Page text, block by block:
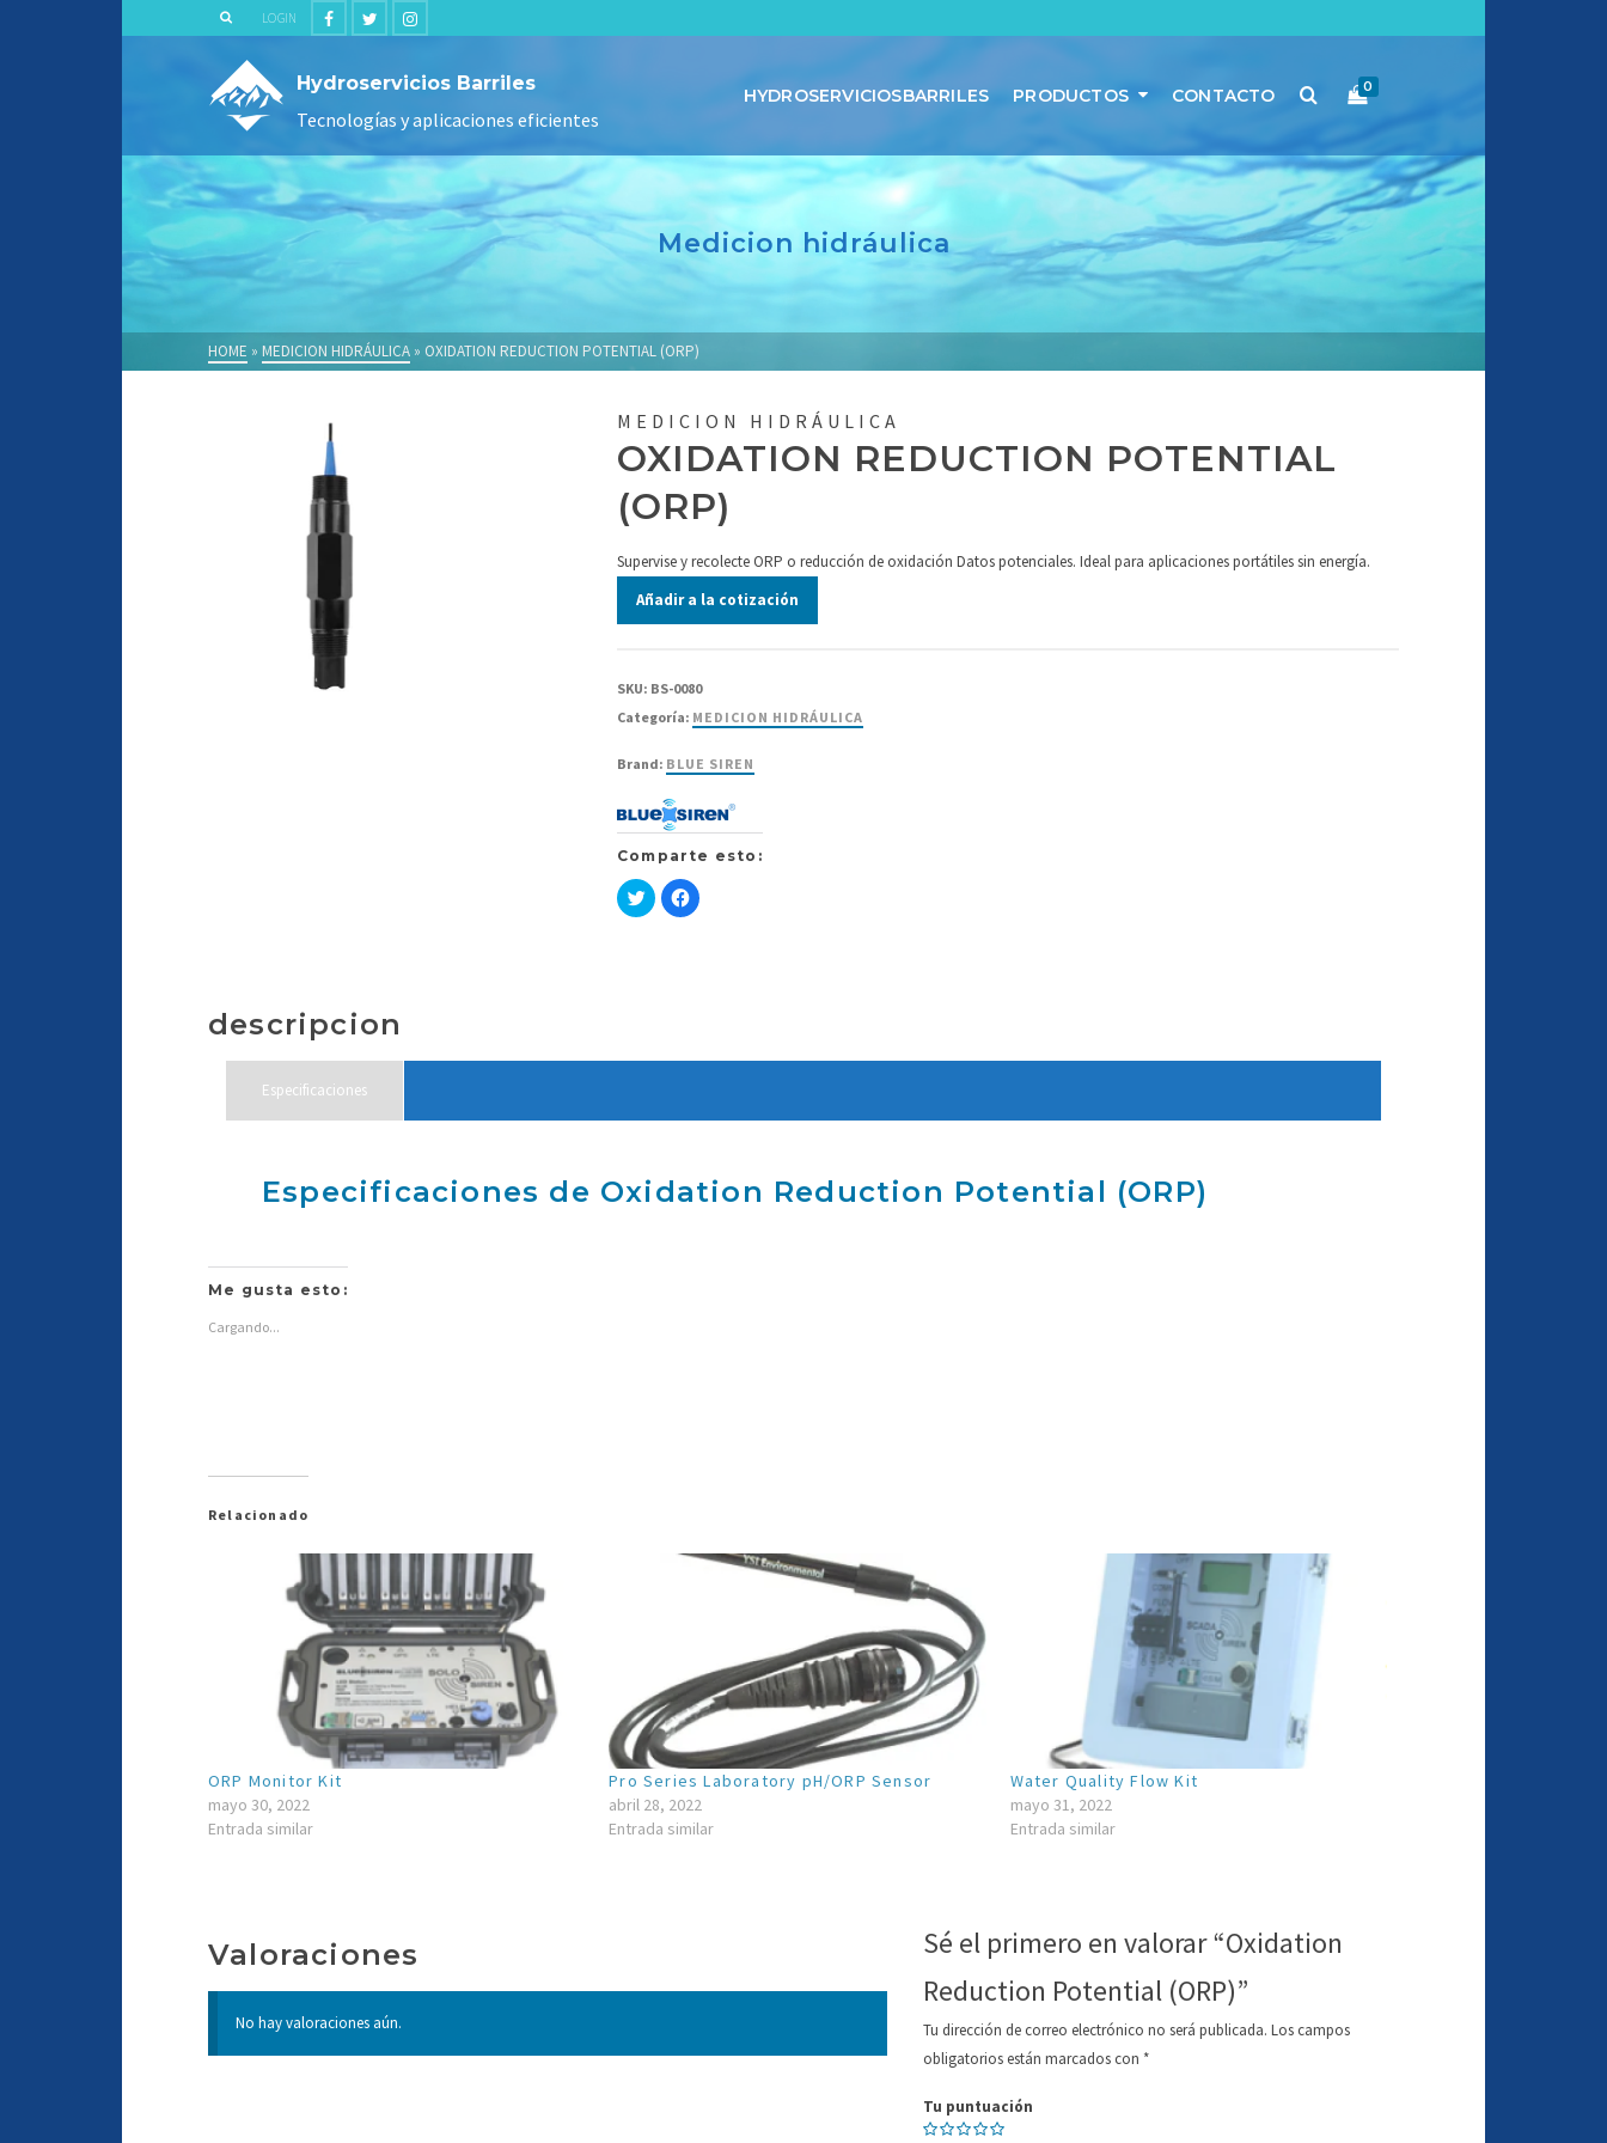
LOGIN
Hydroservicios Barriles
Tecnologías y aplicaciones eficientes
HYDROSERVICIOSBARRILES PRODUCTOS CONTACTO 0
Medicion hidráulica
HOME » MEDICION HIDRÁULICA » OXIDATION REDUCTION POTENTIAL (ORP)
MEDICION HIDRÁULICA
OXIDATION REDUCTION POTENTIAL
(ORP)
Supervise y recolecte ORP o reducción de oxidación Datos potenciales. Ideal para aplicaciones portátiles sin energía.
Añadir a la cotización
SKU: BS-0080
Categoría: MEDICION HIDRÁULICA
Brand: BLUE SIREN
Comparte esto:
Haz
clic
para
Haz
clic
descripcion
Especificaciones
Especificaciones de Oxidation Reduction Potential (ORP)
Me gusta esto:
Cargando...
Relacionado
ORP Monitor Kit
mayo 30, 2022
Entrada similar
Pro Series Laboratory pH/ORP Sensor
abril 28, 2022
Entrada similar
Water Quality Flow Kit
mayo 31, 2022
Entrada similar
Valoraciones
No hay valoraciones aún.
Sé el primero en valorar “Oxidation
Reduction Potential (ORP)”
Tu dirección de correo electrónico no será publicada. Los campos
obligatorios están marcados con *
Tu puntuación